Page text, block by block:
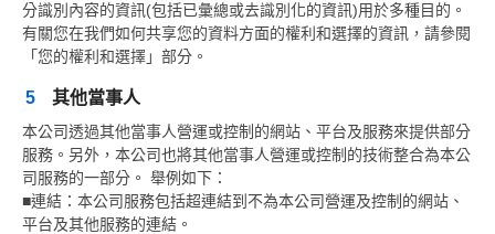
分識別內容的資訊(包括已彙總或去識別化的資訊)用於多種目的。
有關您在我們如何共享您的資料方面的權利和選擇的資訊，請參閱
「您的權利和選擇」部分。
5 其他當事人
本公司透過其他當事人營運或控制的網站、平台及服務來提供部分
服務。另外，本公司也將其他當事人營運或控制的技術整合為本公
司服務的一部分。 舉例如下：
■連結：本公司服務包括超連結到不為本公司營運及控制的網站、
平台及其他服務的連結。